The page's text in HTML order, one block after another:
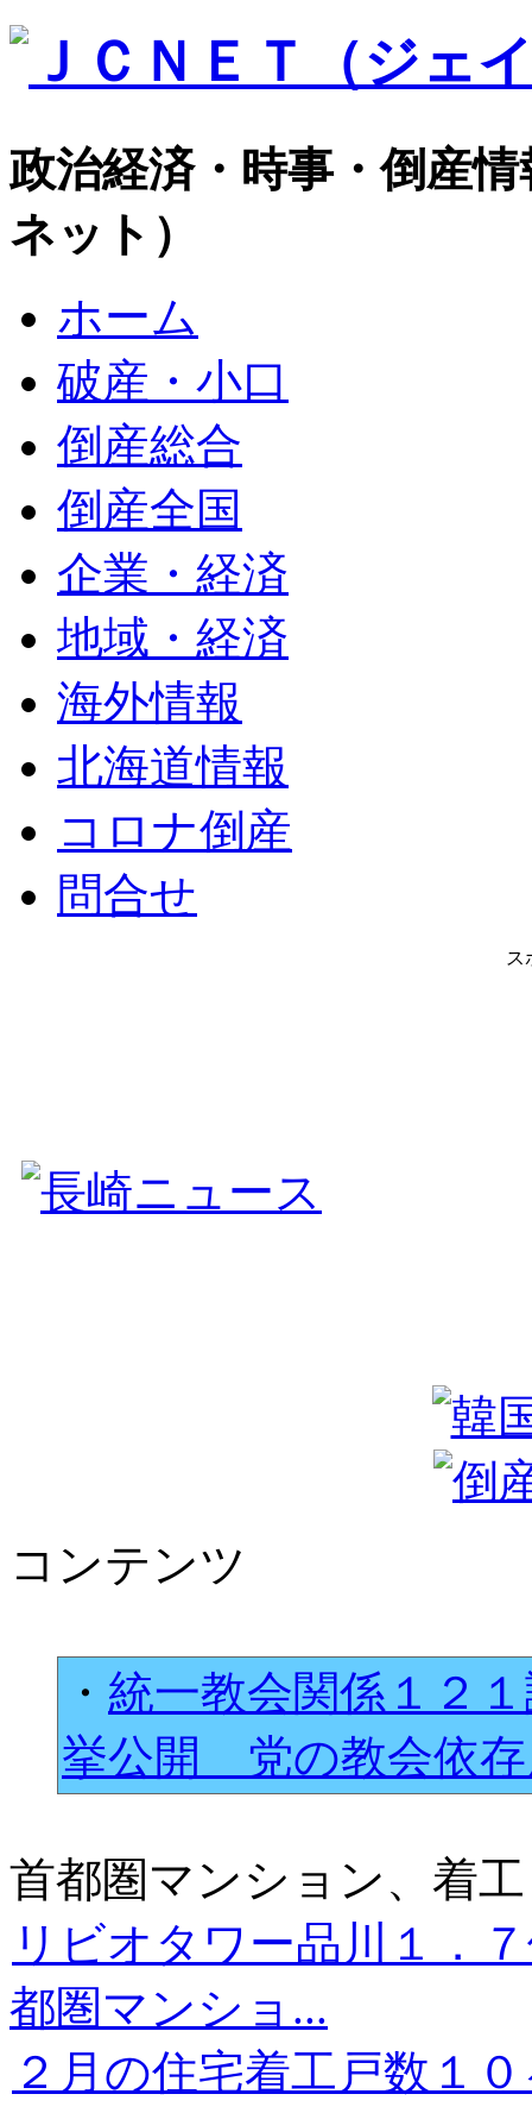
政治経済・時事・倒産
ネット）
ホーム
破産・小口
倒産総合
倒産全国
企業・経済
地域・経済
海外情報
北海道情報
コロナ倒産
問合せ
ス
コンテンツ
・ 統一教会関係１２
挙公開 党の教会依
首都圏マンション、着
リビオタワー品川１．
都圏マンショ...
２月の住宅着工戸数１